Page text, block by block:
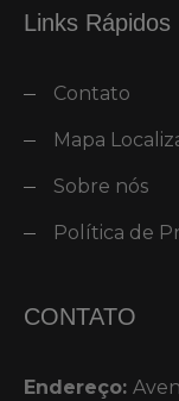
Links Rápidos
Contato
Mapa
Sobre nós
Política de
CONTATO
Endereço: